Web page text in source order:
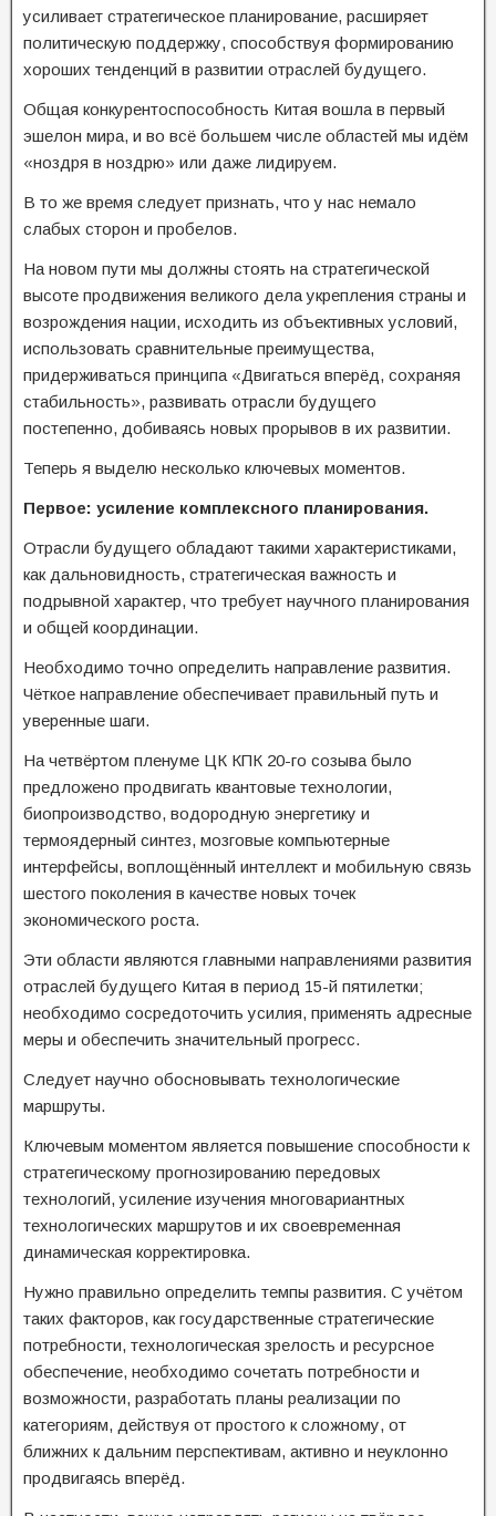
усиливает стратегическое планирование, расширяет
политическую поддержку, способствуя формированию
хороших тенденций в развитии отраслей будущего.
Общая конкурентоспособность Китая вошла в первый
эшелон мира, и во всё большем числе областей мы идём
«ноздря в ноздрю» или даже лидируем.
В то же время следует признать, что у нас немало
слабых сторон и пробелов.
На новом пути мы должны стоять на стратегической
высоте продвижения великого дела укрепления страны и
возрождения нации, исходить из объективных условий,
использовать сравнительные преимущества,
придерживаться принципа «Двигаться вперёд, сохраняя
стабильность», развивать отрасли будущего
постепенно, добиваясь новых прорывов в их развитии.
Теперь я выделю несколько ключевых моментов.
Первое: усиление комплексного планирования.
Отрасли будущего обладают такими характеристиками,
как дальновидность, стратегическая важность и
подрывной характер, что требует научного планирования
и общей координации.
Необходимо точно определить направление развития.
Чёткое направление обеспечивает правильный путь и
уверенные шаги.
На четвёртом пленуме ЦК КПК 20-го созыва было
предложено продвигать квантовые технологии,
биопроизводство, водородную энергетику и
термоядерный синтез, мозговые компьютерные
интерфейсы, воплощённый интеллект и мобильную связь
шестого поколения в качестве новых точек
экономического роста.
Эти области являются главными направлениями развития
отраслей будущего Китая в период 15-й пятилетки;
необходимо сосредоточить усилия, применять адресные
меры и обеспечить значительный прогресс.
Следует научно обосновывать технологические
маршруты.
Ключевым моментом является повышение способности к
стратегическому прогнозированию передовых
технологий, усиление изучения многовариантных
технологических маршрутов и их своевременная
динамическая корректировка.
Нужно правильно определить темпы развития. С учётом
таких факторов, как государственные стратегические
потребности, технологическая зрелость и ресурсное
обеспечение, необходимо сочетать потребности и
возможности, разработать планы реализации по
категориям, действуя от простого к сложному, от
ближних к дальним перспективам, активно и неуклонно
продвигаясь вперёд.